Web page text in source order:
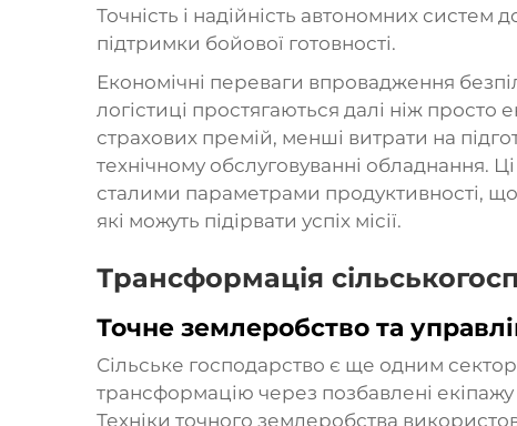
Точність і надійність автономних систем
підтримки бойової готовності.
Економічні переваги впровадження
логістиці простягаються далі ніж
страхових премій, менші витрати на
технічному обслуговуванні обладнання.
сталими параметрами продуктивності,
які можуть підірвати успіх місії.
Трансформація
Точне землеробство та
Сільське господарство є ще одним
трансформацію через позбавлені
Техніки точного землеробства